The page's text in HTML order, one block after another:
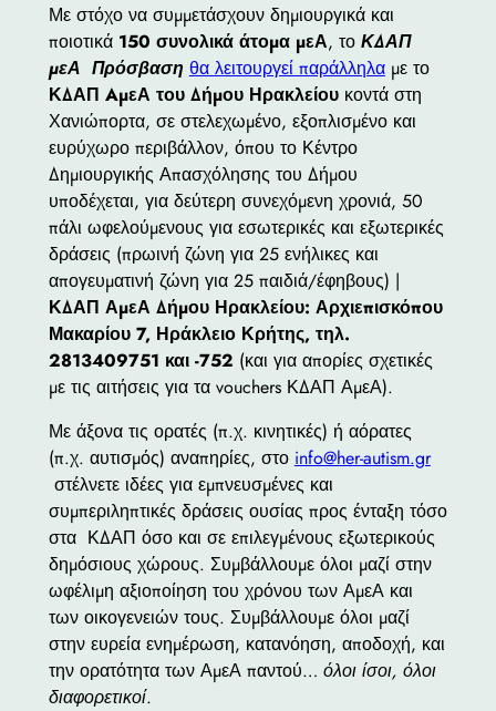
Με στόχο να συμμετάσχουν δημιουργικά και
ποιοτικά 150 συνολικά άτομα μεΑ, το ΚΔΑΠ
μεΑ Πρόσβαση θα λειτουργεί παράλληλαμε το
ΚΔΑΠ AμεΑ του Δήμου Ηρακλείουκοντά στη
Χανιώπορτα, σε στελεχωμένο, εξοπλισμένο και
ευρύχωρο περιβάλλον, όπου το Κέντρο
Δημιουργικής Απασχόλησης του Δήμου
υποδέχεται, για δεύτερη συνεχόμενη χρονιά, 50
πάλι ωφελούμενους για εσωτερικές και εξωτερικές
δράσεις (πρωινή ζώνη για 25 ενήλικες και
απογευματινή ζώνη για 25 παιδιά/έφηβους) |
ΚΔΑΠ ΑμεΑ Δήμου Ηρακλείου: Αρχιεπισκόπου
Μακαρίου 7, Ηράκλειο Κρήτης, τηλ.
2813409751 και -752 (και για απορίες σχετικές
με τις αιτήσεις για τα vouchers ΚΔΑΠ ΑμεΑ).
Με άξονα τις ορατές (π.χ. κινητικές) ή αόρατες
(π.χ. αυτισμός) αναπηρίες, στο info@her-autism.gr
στέλνετε ιδέες για εμπνευσμένες και
συμπεριληπτικές δράσεις ουσίας προς ένταξη τόσο
στα ΚΔΑΠ όσο και σε επιλεγμένους εξωτερικούς
δημόσιους χώρους. Συμβάλλουμε όλοι μαζί στην
ωφέλιμη αξιοποίηση του χρόνου των ΑμεΑ και
των οικογενειών τους. Συμβάλλουμε όλοι μαζί
στην ευρεία ενημέρωση, κατανόηση, αποδοχή, και
την ορατότητα των ΑμεΑ παντού… όλοι ίσοι, όλοι
διαφορετικοί.